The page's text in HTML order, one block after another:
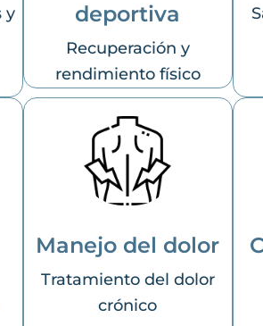
y
deportiva
Recuperación y
rendimiento físico
Manejo del dolor
Tratamiento del dolor
crónico